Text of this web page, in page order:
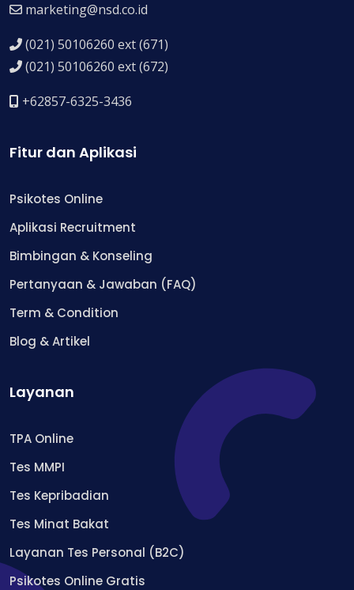
marketing@nsd.co.id
(021) 50106260 ext (671)
(021) 50106260 ext (672)
+62857-6325-3436
Fitur dan Aplikasi
Psikotes Online
Aplikasi Recruitment
Bimbingan & Konseling
Pertanyaan & Jawaban (FAQ)
Term & Condition
Blog & Artikel
Layanan
TPA Online
Tes MMPI
Tes Kepribadian
Tes Minat Bakat
Layanan Tes Personal (B2C)
Psikotes Online Gratis